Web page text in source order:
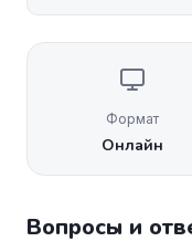
Формат
Онлайн
Вопросы и